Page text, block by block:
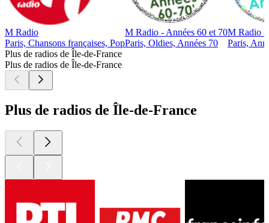
M Radio
Paris, Chansons françaises, Pop
M Radio - Années 60 et 70
Paris, Oldies, Années 70
M Radio -
Paris,
Plus de radios de Île-de-France
Plus de radios de Île-de-France
Plus de radios de Île-de-France